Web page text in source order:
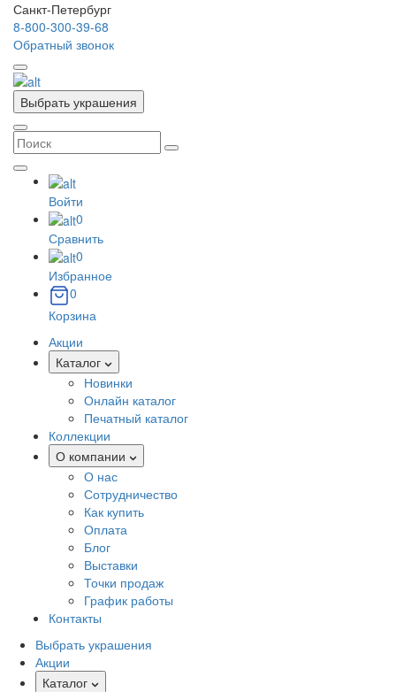
Санкт-Петербург
8-800-300-39-68
Обратный звонок
Выбрать украшения
Войти
0
Сравнить
0
Избранное
0
Корзина
Акции
Каталог
Новинки
Онлайн каталог
Печатный каталог
Коллекции
О компании
О нас
Сотрудничество
Как купить
Оплата
Блог
Выставки
Точки продаж
График работы
Контакты
Выбрать украшения
Акции
Каталог